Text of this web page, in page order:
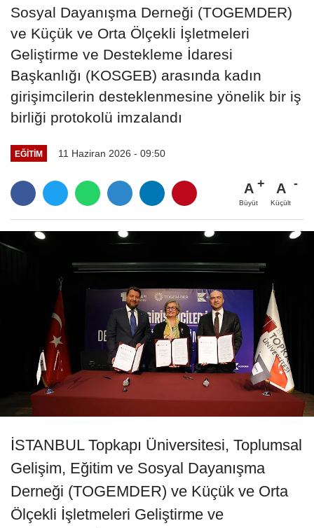
Sosyal Dayanışma Derneği (TOGEMDER)
ve Küçük ve Orta Ölçekli İşletmeleri
Geliştirme ve Destekleme İdaresi
Başkanlığı (KOSGEB) arasında kadın
girişimcilerin desteklenmesine yönelik bir iş
birliği protokolü imzalandı
EĞITIM 11 Haziran 2026 - 09:50
A
Büyüt
A
Küçült
İSTANBUL Topkapı Üniversitesi, Toplumsal
Gelişim, Eğitim ve Sosyal Dayanışma
Derneği (TOGEMDER) ve Küçük ve Orta
Ölçekli İşletmeleri Geliştirme ve